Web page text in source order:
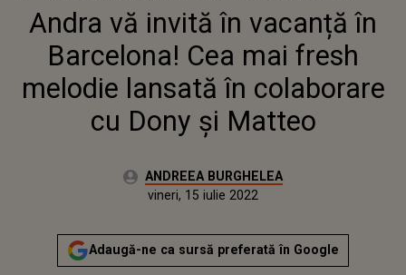
VACANȚĂ ÎN BARCELONA!
CEA MAI FRESH MELODIE
LANSATĂ ÎN COLABORARE
CU DONY ȘI MATTEO
Andra vă invită în vacanță în
Barcelona! Cea mai fresh
melodie lansată în colaborare
cu Dony și Matteo
Autor:ANDREEA BURGHELEA
Actualizat:
vineri, 15 iulie 2022
Adaugă-ne ca sursă preferată în Google